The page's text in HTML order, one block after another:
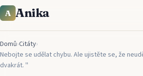
A Anika
Domů›Citáty›
Nebojte se udělat chybu. Ale ujistěte se, že
dvakrát. ''